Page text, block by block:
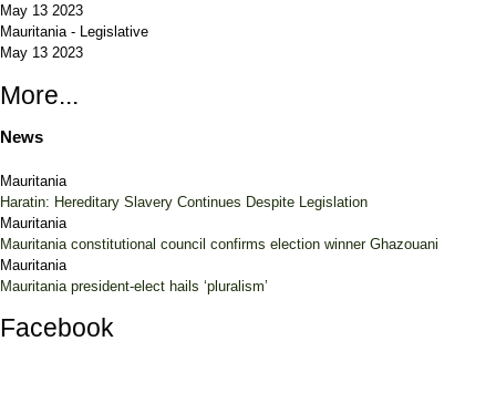
May 13 2023
Mauritania - Legislative
May 13 2023
More...
News
Mauritania
Haratin: Hereditary Slavery Continues Despite Legislation
Mauritania
Mauritania constitutional council confirms election winner Ghazouani
Mauritania
Mauritania president-elect hails ‘pluralism’
Facebook